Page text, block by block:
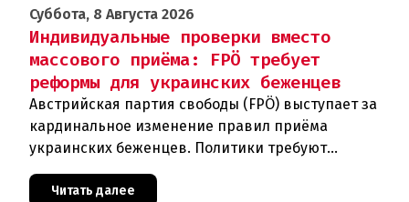
Суббота, 8 Августа 2026
Индивидуальные проверки вместо
массового приёма: FPÖ требует
реформы для украинских беженцев
Австрийская партия свободы (FPÖ) выступает за
кардинальное изменение правил приёма
украинских беженцев. Политики требуют
отменить автоматическое предоставление
убежища и ввести индивидуальные проверки
Читать далее